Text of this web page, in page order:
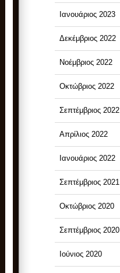
Ιανουάριος 2023
Δεκέμβριος 2022
Νοέμβριος 2022
Οκτώβριος 2022
Σεπτέμβριος 2022
Απρίλιος 2022
Ιανουάριος 2022
Σεπτέμβριος 2021
Οκτώβριος 2020
Σεπτέμβριος 2020
Ιούνιος 2020